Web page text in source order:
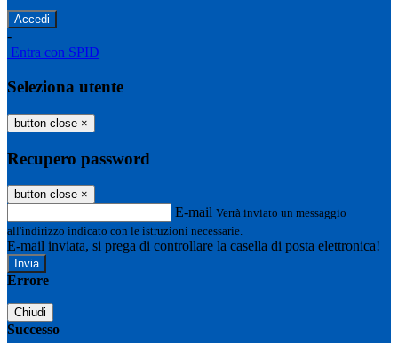
-
Entra con SPID
Seleziona utente
button close ×
Recupero password
button close ×
E-mail Verrà inviato un messaggio
all'indirizzo indicato con le istruzioni necessarie.
E-mail inviata, si prega di controllare la casella di posta elettronica!
Errore
Chiudi
Successo